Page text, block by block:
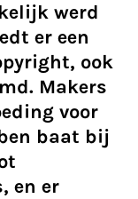
werd
er een
ook
Makers
voor
baat bij
en er